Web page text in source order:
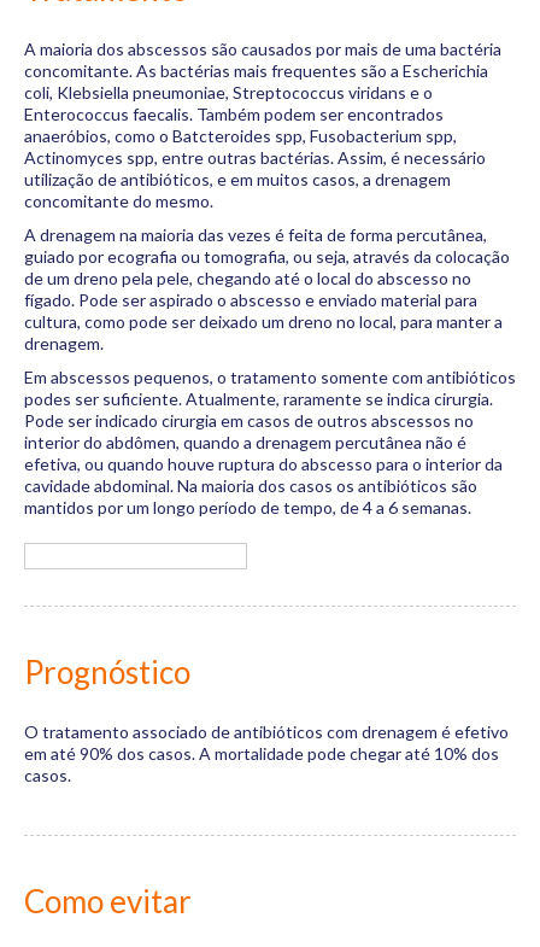
A maioria dos abscessos são causados por mais de uma bactéria
concomitante. As bactérias mais frequentes são a Escherichia
coli, Klebsiella pneumoniae, Streptococcus viridans e o
Enterococcus faecalis. Também podem ser encontrados
anaeróbios, como o Batcteroides spp, Fusobacterium spp,
Actinomyces spp, entre outras bactérias. Assim, é necessário
utilização de antibióticos, e em muitos casos, a drenagem
concomitante do mesmo.
A drenagem na maioria das vezes é feita de forma percutânea,
guiado por ecografia ou tomografia, ou seja, através da colocação
de um dreno pela pele, chegando até o local do abscesso no
fígado. Pode ser aspirado o abscesso e enviado material para
cultura, como pode ser deixado um dreno no local, para manter a
drenagem.
Em abscessos pequenos, o tratamento somente com antibióticos
podes ser suficiente. Atualmente, raramente se indica cirurgia.
Pode ser indicado cirurgia em casos de outros abscessos no
interior do abdômen, quando a drenagem percutânea não é
efetiva, ou quando houve ruptura do abscesso para o interior da
cavidade abdominal. Na maioria dos casos os antibióticos são
mantidos por um longo período de tempo, de 4 a 6 semanas.
Prognóstico
O tratamento associado de antibióticos com drenagem é efetivo
em até 90% dos casos. A mortalidade pode chegar até 10% dos
casos.
Como evitar